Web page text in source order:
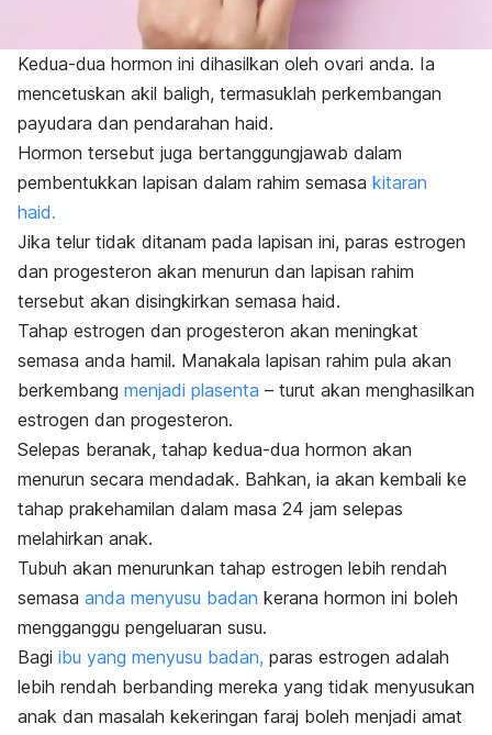
Kedua-dua hormon ini dihasilkan oleh ovari anda. Ia
mencetuskan akil baligh, termasuklah perkembangan
payudara dan pendarahan haid.
Hormon tersebut juga bertanggungjawab dalam
pembentukkan lapisan dalam rahim semasa kitaran
haid.
Jika telur tidak ditanam pada lapisan ini, paras estrogen
dan progesteron akan menurun dan lapisan rahim
tersebut akan disingkirkan semasa haid.
Tahap estrogen dan progesteron akan meningkat
semasa anda hamil. Manakala lapisan rahim pula akan
berkembang menjadi plasenta – turut akan menghasilkan
estrogen dan progesteron.
Selepas beranak, tahap kedua-dua hormon akan
menurun secara mendadak. Bahkan, ia akan kembali ke
tahap prakehamilan dalam masa 24 jam selepas
melahirkan anak.
Tubuh akan menurunkan tahap estrogen lebih rendah
semasa anda menyusu badan kerana hormon ini boleh
mengganggu pengeluaran susu.
Bagi ibu yang menyusu badan, paras estrogen adalah
lebih rendah berbanding mereka yang tidak menyusukan
anak dan masalah kekeringan faraj boleh menjadi amat